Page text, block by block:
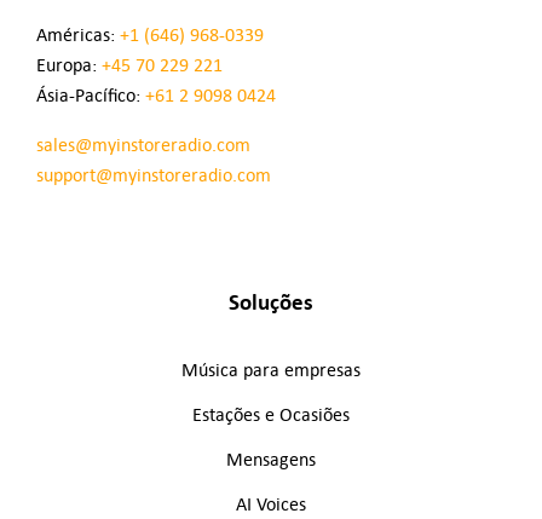
Américas: +1 (646) 968-0339
Europa: +45 70 229 221
Ásia-Pacífico: +61 2 9098 0424
sales@myinstoreradio.com
support@myinstoreradio.com
Soluções
Música para empresas
Estações e Ocasiões
Mensagens
AI Voices